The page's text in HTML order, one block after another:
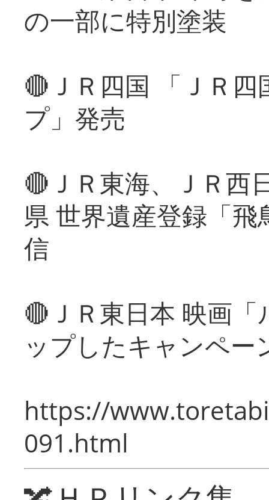
の一部に特別塗装
🔴ＪＲ四国 「ＪＲ
プ」発売
🔴ＪＲ東海、ＪＲ西
県 世界遺産登録「
信
🔴ＪＲ東日本 映画
ップしたキャンペー
https://
091.html